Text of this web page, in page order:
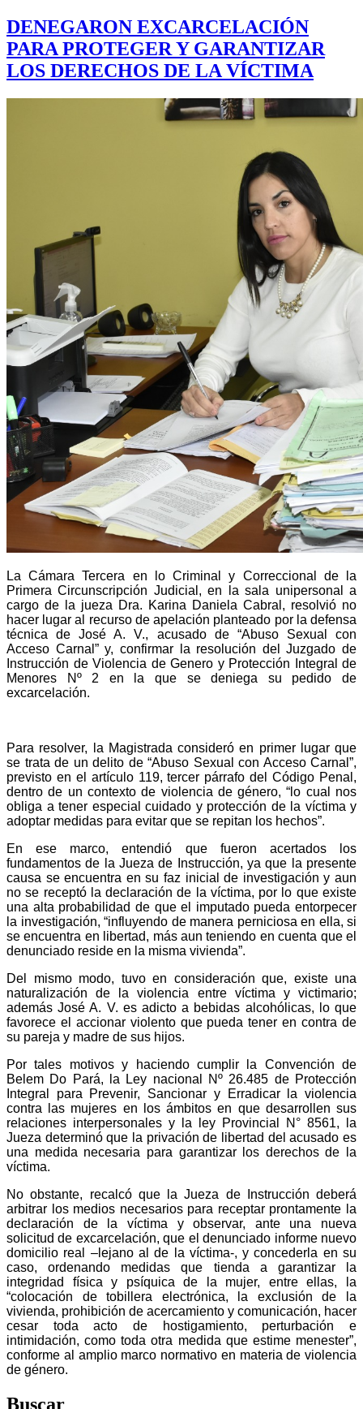
DENEGARON EXCARCELACIÓN
PARA PROTEGER Y GARANTIZAR
LOS DERECHOS DE LA VÍCTIMA
La Cámara Tercera en lo Criminal y Correccional de la
Primera Circunscripción Judicial, en la sala unipersonal a
cargo de la jueza Dra. Karina Daniela Cabral, resolvió no
hacer lugar al recurso de apelación planteado por la defensa
técnica de José A. V., acusado de “Abuso Sexual con
Acceso Carnal” y, confirmar la resolución del Juzgado de
Instrucción de Violencia de Genero y Protección Integral de
Menores Nº 2 en la que se deniega su pedido de
excarcelación.
Para resolver, la Magistrada consideró en primer lugar que
se trata de un delito de “Abuso Sexual con Acceso Carnal”,
previsto en el artículo 119, tercer párrafo del Código Penal,
dentro de un contexto de violencia de género, “lo cual nos
obliga a tener especial cuidado y protección de la víctima y
adoptar medidas para evitar que se repitan los hechos”.
En ese marco, entendió que fueron acertados los
fundamentos de la Jueza de Instrucción, ya que la presente
causa se encuentra en su faz inicial de investigación y aun
no se receptó la declaración de la víctima, por lo que existe
una alta probabilidad de que el imputado pueda entorpecer
la investigación, “influyendo de manera perniciosa en ella, si
se encuentra en libertad, más aun teniendo en cuenta que el
denunciado reside en la misma vivienda”.
Del mismo modo, tuvo en consideración que, existe una
naturalización de la violencia entre víctima y victimario;
además José A. V. es adicto a bebidas alcohólicas, lo que
favorece el accionar violento que pueda tener en contra de
su pareja y madre de sus hijos.
Por tales motivos y haciendo cumplir la Convención de
Belem Do Pará, la Ley nacional Nº 26.485 de Protección
Integral para Prevenir, Sancionar y Erradicar la violencia
contra las mujeres en los ámbitos en que desarrollen sus
relaciones interpersonales y la ley Provincial N° 8561, la
Jueza determinó que la privación de libertad del acusado es
una medida necesaria para garantizar los derechos de la
víctima.
No obstante, recalcó que la Jueza de Instrucción deberá
arbitrar los medios necesarios para receptar prontamente la
declaración de la víctima y observar, ante una nueva
solicitud de excarcelación, que el denunciado informe nuevo
domicilio real –lejano al de la víctima-, y concederla en su
caso, ordenando medidas que tienda a garantizar la
integridad física y psíquica de la mujer, entre ellas, la
“colocación de tobillera electrónica, la exclusión de la
vivienda, prohibición de acercamiento y comunicación, hacer
cesar toda acto de hostigamiento, perturbación e
intimidación, como toda otra medida que estime menester”,
conforme al amplio marco normativo en materia de violencia
de género.
Buscar